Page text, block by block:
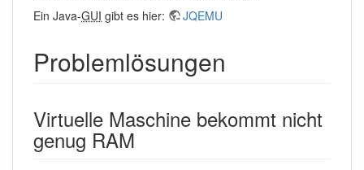
Ein Java-GUI gibt es hier: JQEMU
Problemlösungen
Virtuelle Maschine bekommt nicht
genug RAM